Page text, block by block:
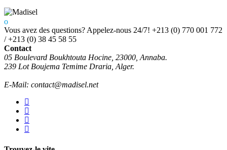
Vous avez des questions? Appelez-nous 24/7! +213 (0) 770 001 772
/ +213 (0) 38 45 58 55
Contact
05 Boulevard Boukhtouta Hocine, 23000, Annaba.
239 Lot Boujema Temime Draria, Alger.
E-Mail: contact@madisel.net